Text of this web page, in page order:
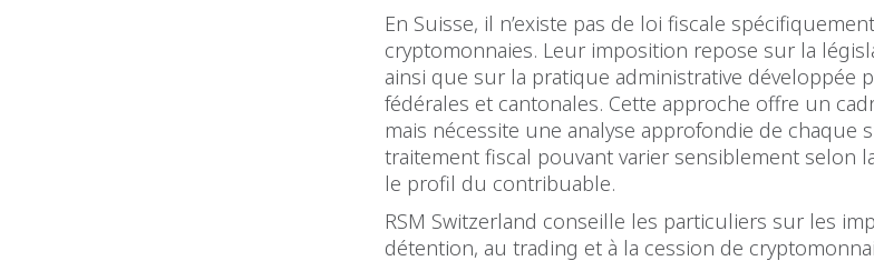
En Suisse, il n’existe pas de loi fiscale
cryptomonnaies. Leur imposition repose sur la
ainsi que sur la pratique administrative développée
fédérales et cantonales. Cette approche offre un
mais nécessite une analyse approfondie de chaque
traitement fiscal pouvant varier sensiblement selon
le profil du contribuable.
RSM Switzerland conseille les particuliers sur les
détention, au trading et à la cession de